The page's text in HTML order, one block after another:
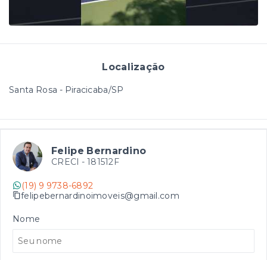
Localização
Santa Rosa - Piracicaba/SP
Felipe Bernardino
CRECI - 181512F
(19) 9 9738-6892
felipebernardinoimoveis@gmail.com
Nome